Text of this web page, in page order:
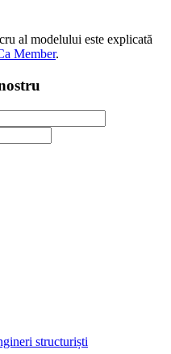
al modelului este explicată
Member.
structuriști